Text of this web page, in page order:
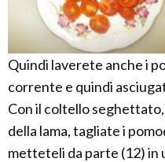
Quindi laverete anche i
corrente e quindi
Con il coltello
della lama, tagliate i
metteteli da parte (12) in